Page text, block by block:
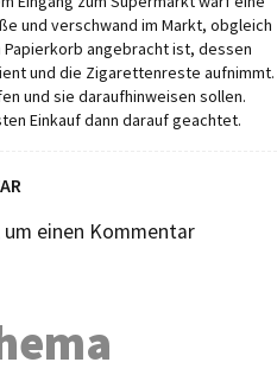
und verschwand im Markt, obgleich
angebracht ist, dessen
und die Zigarettenreste aufnimmt.
und sie daraufhinweisen sollen.
Einkauf dann darauf geachtet.
um einen Kommentar